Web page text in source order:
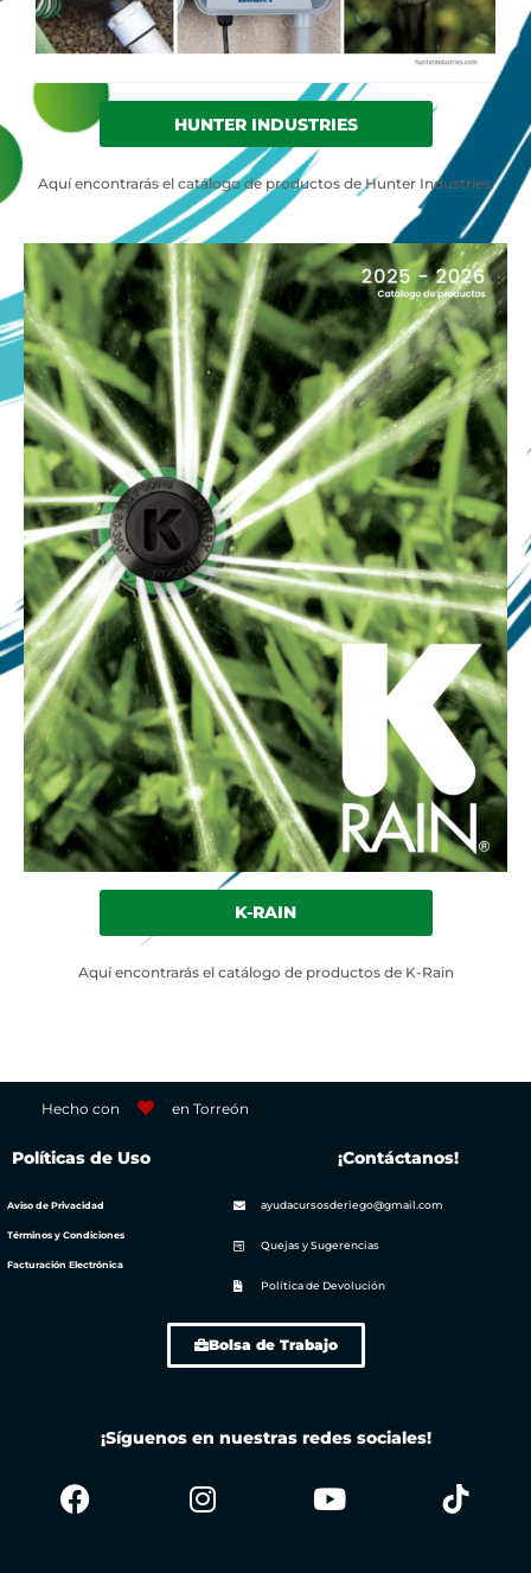
HUNTER INDUSTRIES
Aquí encontrarás el catálogo de productos de Hunter Industries.
K-RAIN
Aquí encontrarás el catálogo de productos de K-Rain
Hecho con en Torreón
Políticas de Uso
Aviso de Privacidad
Términos y Condiciones
Facturación Electrónica
¡Contáctanos!
ayudacursosderiego@gmail.com
Quejas y Sugerencias
Política de Devolución
Bolsa de Trabajo
¡Síguenos en nuestras redes sociales!